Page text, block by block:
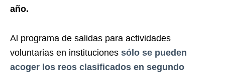
año.
Al programa de salidas para actividades
voluntarias en instituciones sólo se pueden
acoger los reos clasificados en segundo